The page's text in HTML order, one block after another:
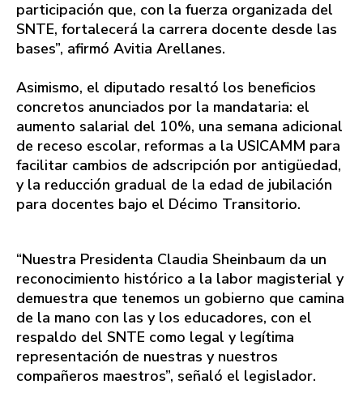
participación que, con la fuerza organizada del
SNTE, fortalecerá la carrera docente desde las
bases”, afirmó Avitia Arellanes.
Asimismo, el diputado resaltó los beneficios
concretos anunciados por la mandataria: el
aumento salarial del 10%, una semana adicional
de receso escolar, reformas a la USICAMM para
facilitar cambios de adscripción por antigüedad,
y la reducción gradual de la edad de jubilación
para docentes bajo el Décimo Transitorio.
“Nuestra Presidenta Claudia Sheinbaum da un
reconocimiento histórico a la labor magisterial y
demuestra que tenemos un gobierno que camina
de la mano con las y los educadores, con el
respaldo del SNTE como legal y legítima
representación de nuestras y nuestros
compañeros maestros”, señaló el legislador.